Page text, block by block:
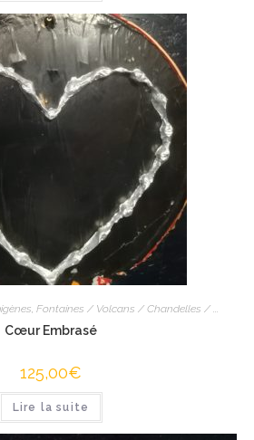
, Fontaines / Volcans / Chandelles / ...
Cœur Embrasé
125,00€
Lire la suite